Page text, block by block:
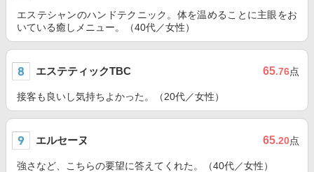
エステシャンのハンドテクニック。体を温めることに主眼をお
いている癒しメニュー。（40代／女性）
エステティックTBC 65.76点
接客も良いし気持ちよかった。（20代／女性）
エルセーヌ 65.20点
強さなど、こちらの要望に答えてくれた。（40代／女性）